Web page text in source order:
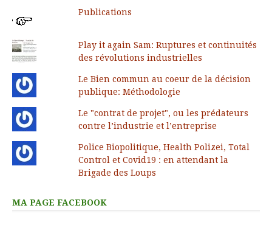
Publications
Play it again Sam: Ruptures et continuités
des révolutions industrielles
Le Bien commun au coeur de la décision
publique: Méthodologie
Le "contrat de projet", ou les prédateurs
contre l’industrie et l’entreprise
Police Biopolitique, Health Polizei, Total
Control et Covid19 : en attendant la
Brigade des Loups
MA PAGE FACEBOOK